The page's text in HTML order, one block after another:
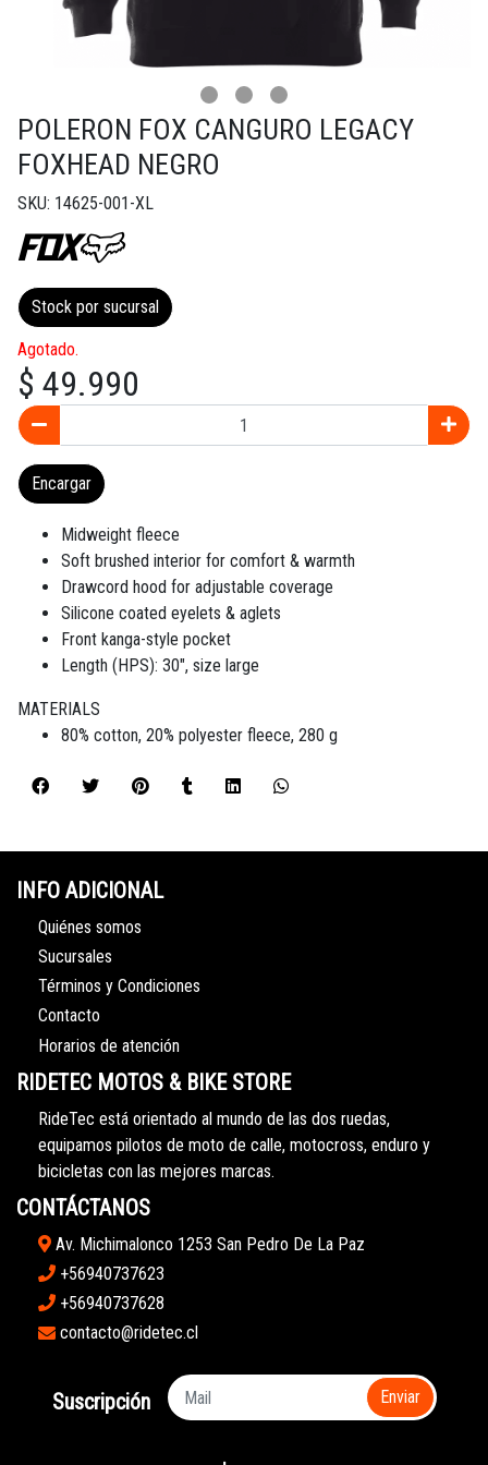
POLERON FOX CANGURO LEGACY
FOXHEAD NEGRO
SKU: 14625-001-XL
Stock por sucursal
Agotado.
$ 49.990
Encargar
Midweight fleece
Soft brushed interior for comfort & warmth
Drawcord hood for adjustable coverage
Silicone coated eyelets & aglets
Front kanga-style pocket
Length (HPS): 30", size large
MATERIALS
80% cotton, 20% polyester fleece, 280 g
INFO ADICIONAL
Quiénes somos
Sucursales
Términos y Condiciones
Contacto
Horarios de atención
RIDETEC MOTOS & BIKE STORE
RideTec está orientado al mundo de las dos ruedas,
equipamos pilotos de moto de calle, motocross, enduro y
bicicletas con las mejores marcas.
CONTÁCTANOS
Av. Michimalonco 1253 San Pedro De La Paz
+56940737623
+56940737628
contacto@ridetec.cl
Suscripción Enviar